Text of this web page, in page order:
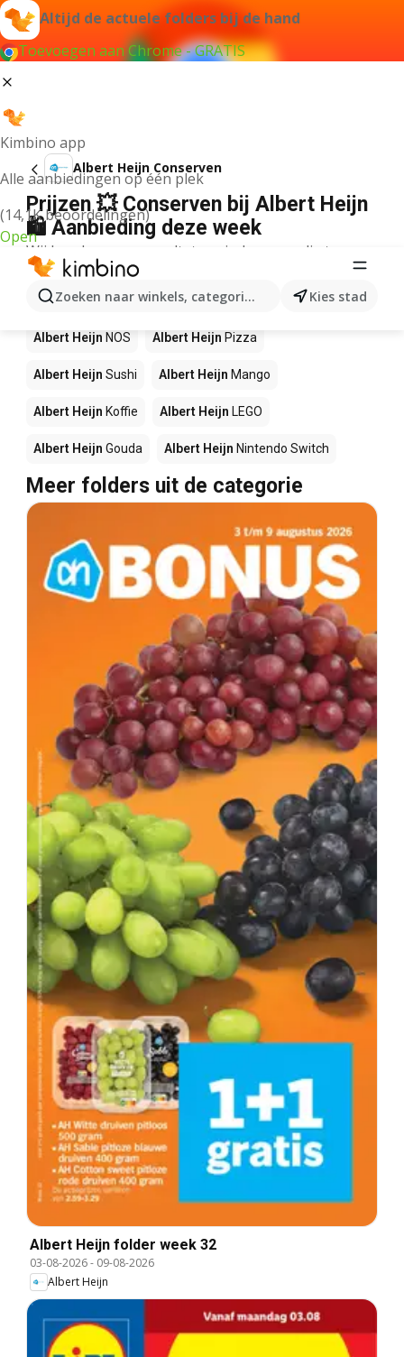
Altijd de actuele folders bij de hand
Toevoegen aan Chrome - GRATIS
Kimbino app
Alle aanbiedingen op één plek
(14,1K beoordelingen)
Open
Zoeken naar winkels, categorieën, producten...
Kies stad
Albert Heijn Conserven
Prijzen 💥 Conserven bij Albert Heijn
🛍️ Aanbieding deze week
Wij konden geen resultaten vinden voor die term.
Andere producten in winkels Albert
Heijn
Albert Heijn NOS Albert Heijn Pizza
Albert Heijn Sushi Albert Heijn Mango
Albert Heijn Koffie Albert Heijn LEGO
Albert Heijn Gouda Albert Heijn Nintendo Switch
Meer folders uit de categorie
Albert Heijn folder week 32
03-08-2026- 09-08-2026
Albert Heijn